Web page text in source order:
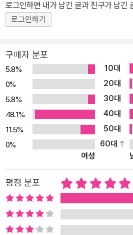
에 갑자기 끼어든 전학생 혜서가 베이비
제작하던 중에 학교에는 어떤 여학생이
살, 임신, 소문 등 자칫 자극적이고 무거
야기로 토닥토닥 위로하듯 녹여냈다. 첫
동안의 일들이 긴장감 있게 흘러가다가
을 남기는 것이 이 소설의 매력이다. 한
복해야 할 모든 십대를 위한 작품이다. 십대 여학생의 심리를 생생하
게 그려 낸 공감 백배 성장 소설 "우리는
고, 혜서였다." ‘친구가 홀수이면 깨지기
끼리 짝수가 안 맞아 갈등을 겪은 경험이
감할 말이다. 특히 세 명이 친구라면 그
아슬아슬하다. 우정을 세 등분으로 똑같
세 명이 나란히 서면 누군가는 가운데로
수밖에 없는 것이 현실이다. 여기 『첫눈이 내려』 속에도 반마다 한 명
쯤은 꼭 있음 직한 세 소녀가 등장한다.
로그인하면 내가 남긴 글과 친구가 남긴
로그인하기
구매자 분포
5.8% 10대
0%
20대
5.8%
30대
48.1%
40대
11.5%
50대
0%
60대
여성
평점 분포